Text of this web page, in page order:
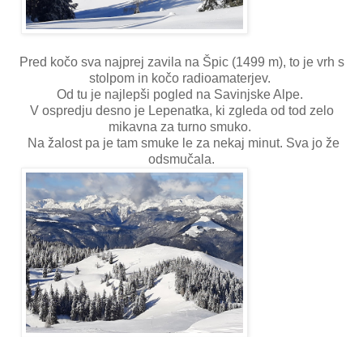
Pred kočo sva najprej zavila na Špic (1499 m), to je vrh s
stolpom in kočo radioamaterjev.
Od tu je najlepši pogled na Savinjske Alpe.
V ospredju desno je Lepenatka, ki zgleda od tod zelo
mikavna za turno smuko.
Na žalost pa je tam smuke le za nekaj minut. Sva jo že
odsmučala.